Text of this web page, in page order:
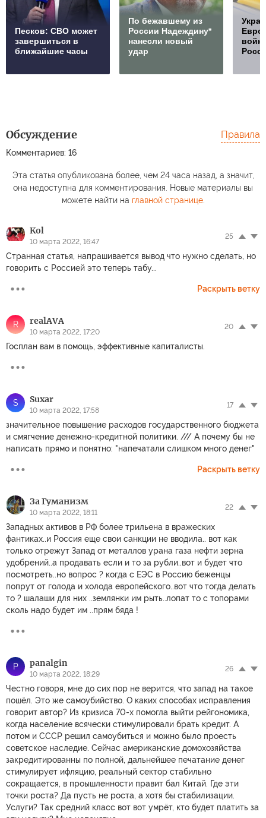
Песков: СВО может
завершиться в
ближайшие часы
По бежавшему из
России Надеждину*
нанесли новый
удар
Обсуждение
Комментариев: 16
Правила
Эта статья опубликована более, чем 24 часа назад, а значит,
она недоступна для комментирования. Новые материалы вы
можете найти на главной странице.
Kol
10 марта 2022, 16:47
25
Странная статья, напрашивается вывод что нужно сделать, но
говорить с Россией это теперь табу...
Раскрыть ветку
R realAVA
10 марта 2022, 17:20
20
Госплан вам в помощь, эффективные капиталисты.
S Suxar
10 марта 2022, 17:58
17
значительное повышение расходов государственного бюджета
и смягчение денежно-кредитной политики. /// А почему бы не
написать прямо и понятно: "напечатали слишком много денег"
Раскрыть ветку
За Гуманизм
10 марта 2022, 18:11
22
Западных активов в РФ более трильена в вражеских
фантиках..и Россия еще свои санкции не вводила.. вот как
только отрежут Запад от металлов урана газа нефти зерна
удобрений..а продавать если и то за рубли..вот и будет что
посмотреть..но вопрос ? когда с ЕЭС в Россию беженцы
попрут от голода и холода европейского..вот что тогда делать
то ? шалаши для них ..землянки им рыть..лопат то с топорами
сколь надо будет им ..прям бяда !
P panalgin
10 марта 2022, 18:29
26
Честно говоря, мне до сих пор не верится, что запад на такое
пошёл. Это же самоубийство. О каких способах исправления
говорит автор? Из кризиса 70-х помогла выйти рейгономика,
когда население всячески стимулировали брать кредит. А
потом и СССР решил самоубиться и можно было проесть
советское наследие. Сейчас американские домохозяйства
закредитированны по полной, дальнейшее печатание денег
стимулирует ифляцию, реальный сектор стабильно
сокращается, в проышленности правит бал Китай. Где эти
точки роста? Да пусть не роста, а хотя бы стабилизации.
Услуги? Так средний класс вот вот умрёт, кто будет платить за